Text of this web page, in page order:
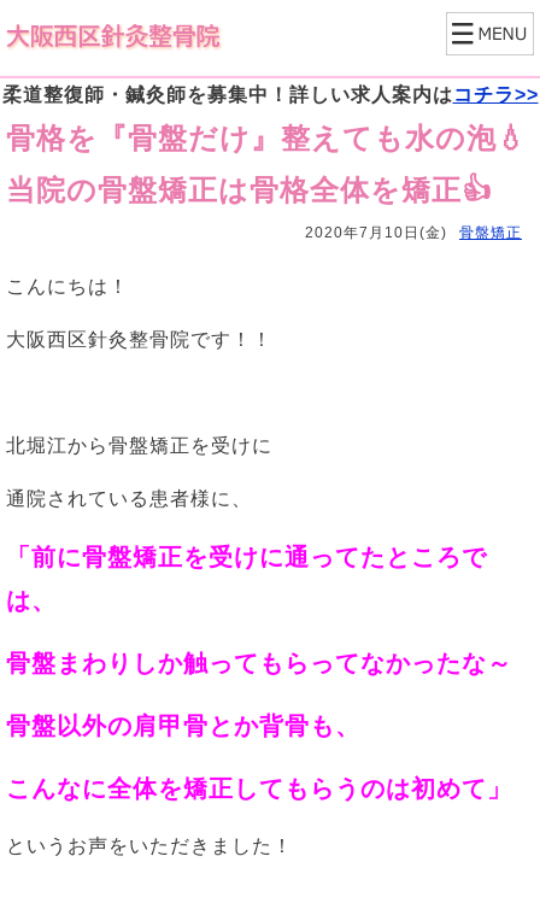
柔道整復師・鍼灸師を募集中！詳しい求人案内は コチラ>>
骨格を『骨盤だけ』整えても水の泡💧
当院の骨盤矯正は骨格全体を矯正👍
2020年7月10日(金) 骨盤矯正
こんにちは！
大阪西区針灸整骨院です！！
北堀江から骨盤矯正を受けに
通院されている患者様に、
「前に骨盤矯正を受けに通ってたところで
は、
骨盤まわりしか触ってもらってなかったな～
骨盤以外の肩甲骨とか背骨も、
こんなに全体を矯正してもらうのは初めて」
というお声をいただきました！